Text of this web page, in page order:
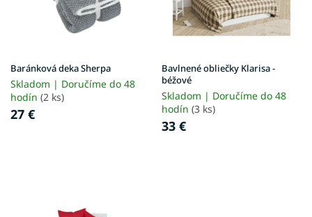
u
k
t
o
Baránková deka Sherpa
Skladom | Doručíme do 48
hodín (2 ks)
27 €
Bavlnené obliečky Klarisa -
béžové
Skladom | Doručíme do 48
hodín (3 ks)
33 €